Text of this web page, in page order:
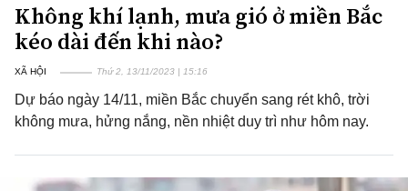
Không khí lạnh, mưa gió ở miền Bắc
kéo dài đến khi nào?
XÃ HỘI Thứ 2, 13/11/2023 | 15:16
Dự báo ngày 14/11, miền Bắc chuyển sang rét khô, trời
không mưa, hửng nắng, nền nhiệt duy trì như hôm nay.